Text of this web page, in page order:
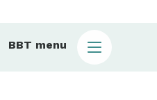
Main
BBT menu